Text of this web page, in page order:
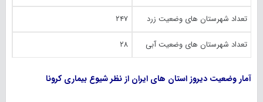
تعداد شهرستان های وضعیت زرد ۲۴۷
تعداد شهرستان های وضعیت آبی ۲۸
آمار وضعیت دیروز استان های ایران از نظر شیوع بیماری کرونا